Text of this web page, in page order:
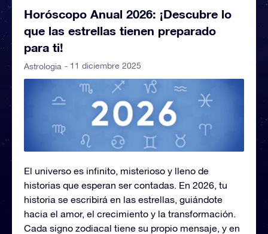
Horóscopo Anual 2026: ¡Descubre lo
que las estrellas tienen preparado
para ti!
Astrologia - 11 diciembre 2025
El universo es infinito, misterioso y lleno de
historias que esperan ser contadas. En 2026, tu
historia se escribirá en las estrellas, guiándote
hacia el amor, el crecimiento y la transformación.
Cada signo zodiacal tiene su propio mensaje, y en